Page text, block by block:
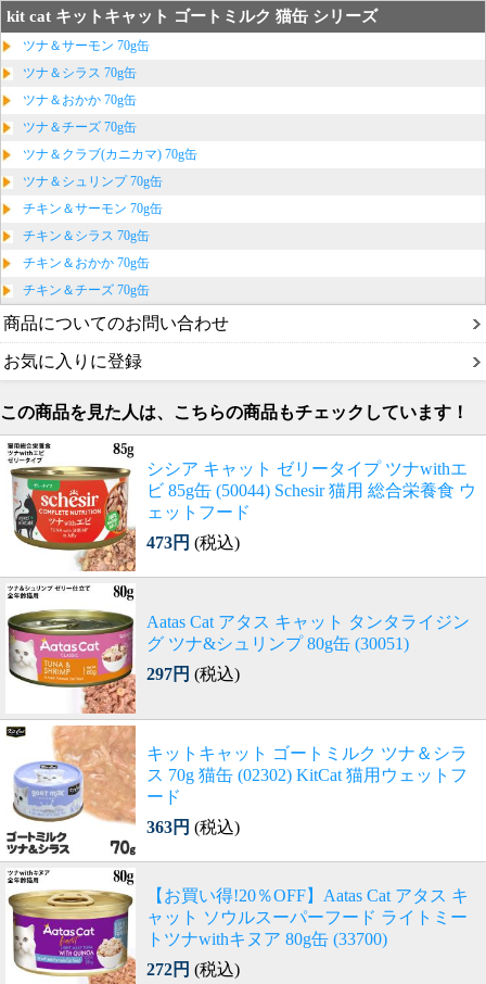
kit cat キットキャット ゴートミルク 猫缶 シリーズ
ツナ＆サーモン 70g缶
ツナ＆シラス 70g缶
ツナ＆おかか 70g缶
ツナ＆チーズ 70g缶
ツナ＆クラブ(カニカマ) 70g缶
ツナ＆シュリンプ 70g缶
チキン＆サーモン 70g缶
チキン＆シラス 70g缶
チキン＆おかか 70g缶
チキン＆チーズ 70g缶
商品についてのお問い合わせ
お気に入りに登録
この商品を見た人は、こちらの商品もチェックしています！
シシア キャット ゼリータイプ ツナwithエ
ビ 85g缶 (50044) Schesir 猫用 総合栄養食 ウ
ェットフード
473円 (税込)
Aatas Cat アタス キャット タンタライジン
グ ツナ&シュリンプ 80g缶 (30051)
297円 (税込)
キットキャット ゴートミルク ツナ＆シラ
ス 70g 猫缶 (02302) KitCat 猫用ウェットフ
ード
363円 (税込)
【お買い得!20％OFF】Aatas Cat アタス キ
ャット ソウルスーパーフード ライトミー
トツナwithキヌア 80g缶 (33700)
272円 (税込)